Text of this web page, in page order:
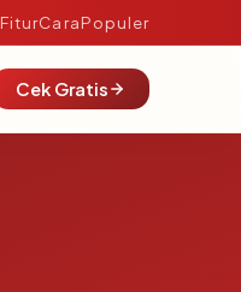
FiturCaraPopuler
Cek Gratis